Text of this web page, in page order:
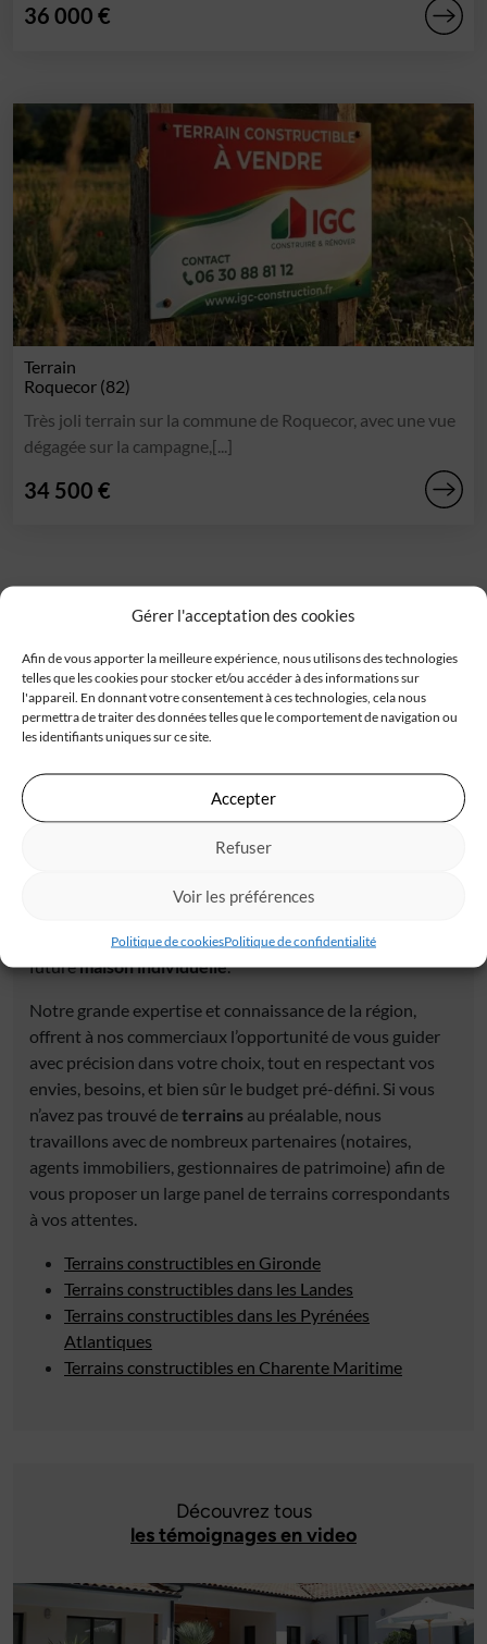
Gérer l'acceptation des cookies
Afin de vous apporter la meilleure expérience, nous utilisons des technologies
telles que les cookies pour stocker et/ou accéder à des informations sur
l'appareil. En donnant votre consentement à ces technologies, cela nous
permettra de traiter des données telles que le comportement de navigation ou
les identifiants uniques sur ce site.
Accepter
Refuser
Voir les préférences
Politique de cookiesPolitique de confidentialité
36 000 €
Terrain
Roquecor (82)
Très joli terrain sur la commune de Roquecor, avec une vue
dégagée sur la campagne,[...]
34 500 €
Trouver un terrain constructible
Chaque projet de construction de maison démarre par la
l’environnement géographique, la superficie qui convient
et l’accessibilité … sont autant d’éléments à prendre en
sélectionnés auprès de nos partenaires
aux conditions nécessaires pour la construction de votre
futuremaison individuelle.
Notre grande expertise et connaissance de la région,
offrent à nos commerciaux l’opportunité de vous guider
avec précision dans votre choix, tout en respectant vos
envies, besoins, et bien sûr le budget pré-défini. Si vous
n’avez pas trouvé deterrains au préalable, nous
travaillons avec de nombreux partenaires (notaires,
agents immobiliers, gestionnaires de patrimoine) afin de
vous proposer un large panel de terrains correspondants
à vos attentes.
Terrains constructibles en Gironde
Terrains constructibles dans les Landes
Terrains constructibles dans les Pyrénées
Atlantiques
Terrains constructibles en Charente Maritime
Découvrez tous
les témoignages en video